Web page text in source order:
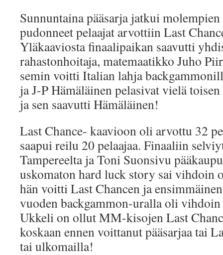
Sunnuntaina pääsarja jatkui
pudonneet pelaajat arvottiin Last
Yläkaaviosta finaalipaikan saavutti
rahastonhoitaja, matemaatikko Juho
semin voitti Italian lahja
ja J-P Hämäläinen pelasivat vielä
ja sen saavutti Hämäläinen!
Last Chance- kaavioon oli arvottu 32
saapui reilu 20 pelaajaa. Finaaliin
Tampereelta ja Toni Suonsivu
uskomaton hard luck story sai vihdoin
hän voitti Last Chancen ja
vuoden backgammon-uralla oli
Ukkeli on ollut MM-kisojen Last
koskaan ennen voittanut pääsarjaa tai
tai ulkomailla!